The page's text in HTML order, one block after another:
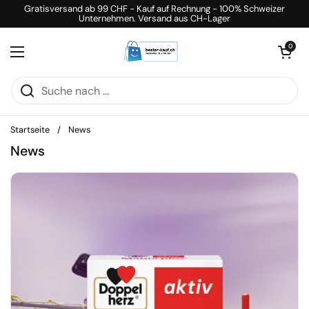
Zum Inhalt springen
Gratisversand ab 99 CHF - Kauf auf Rechnung - 100% Schweizer
Unternehmen. Versand aus CH-Lager
Menü öffnen
Warenkorb
0
Startseite / News
News